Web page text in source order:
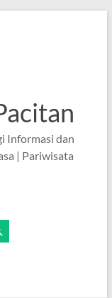
Informasi dan
| Pariwisata